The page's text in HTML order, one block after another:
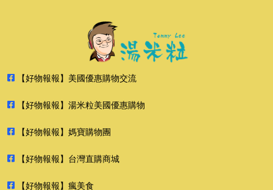
【好物報報】美國優惠購物交流
【好物報報】湯米粒美國優惠購物
【好物報報】媽寶購物團
【好物報報】台灣直購商城
【好物報報】瘋美食